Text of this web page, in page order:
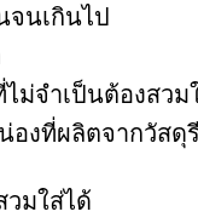
นเกินไป
ม่จำเป็นต้องสวม
องที่ผลิตจากวัสดุ
มใส่ได้